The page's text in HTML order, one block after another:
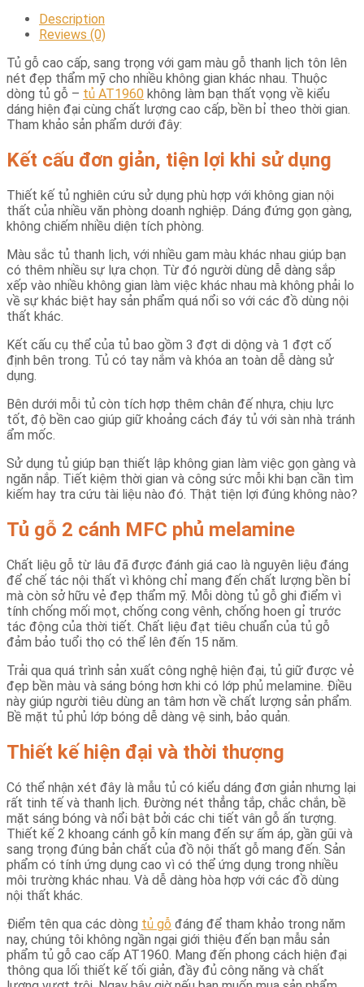
Description
Reviews (0)
Tủ gỗ cao cấp, sang trọng với gam màu gỗ thanh lịch tôn lên
nét đẹp thẩm mỹ cho nhiều không gian khác nhau. Thuộc
dòng tủ gỗ – tủ AT1960 không làm bạn thất vọng về kiểu
dáng hiện đại cùng chất lượng cao cấp, bền bỉ theo thời gian.
Tham khảo sản phẩm dưới đây:
Kết cấu đơn giản, tiện lợi khi sử dụng
Thiết kế tủ nghiên cứu sử dụng phù hợp với không gian nội
thất của nhiều văn phòng doanh nghiệp. Dáng đứng gọn gàng,
không chiếm nhiều diện tích phòng.
Màu sắc tủ thanh lịch, với nhiều gam màu khác nhau giúp bạn
có thêm nhiều sự lựa chọn. Từ đó người dùng dễ dàng sắp
xếp vào nhiều không gian làm việc khác nhau mà không phải lo
về sự khác biệt hay sản phẩm quá nổi so với các đồ dùng nội
thất khác.
Kết cấu cụ thể của tủ bao gồm 3 đợt di dộng và 1 đợt cố
định bên trong. Tủ có tay nắm và khóa an toàn dễ dàng sử
dụng.
Bên dưới mỗi tủ còn tích hợp thêm chân đế nhựa, chịu lực
tốt, độ bền cao giúp giữ khoảng cách đáy tủ với sàn nhà tránh
ẩm mốc.
Sử dụng tủ giúp bạn thiết lập không gian làm việc gọn gàng và
ngăn nắp. Tiết kiệm thời gian và công sức mỗi khi bạn cần tìm
kiếm hay tra cứu tài liệu nào đó. Thật tiện lợi đúng không nào?
Tủ gỗ 2 cánh MFC phủ melamine
Chất liệu gỗ từ lâu đã được đánh giá cao là nguyên liệu đáng
để chế tác nội thất vì không chỉ mang đến chất lượng bền bỉ
mà còn sở hữu vẻ đẹp thẩm mỹ. Mỗi dòng tủ gỗ ghi điểm vì
tính chống mối mọt, chống cong vênh, chống hoen gỉ trước
tác động của thời tiết. Chất liệu đạt tiêu chuẩn của tủ gỗ
đảm bảo tuổi thọ có thể lên đến 15 năm.
Trải qua quá trình sản xuất công nghệ hiện đại, tủ giữ được vẻ
đẹp bền màu và sáng bóng hơn khi có lớp phủ melamine. Điều
này giúp người tiêu dùng an tâm hơn về chất lượng sản phẩm.
Bề mặt tủ phủ lớp bóng dễ dàng vệ sinh, bảo quản.
Thiết kế hiện đại và thời thượng
Có thể nhận xét đây là mẫu tủ có kiểu dáng đơn giản nhưng lại
rất tinh tế và thanh lịch. Đường nét thẳng tắp, chắc chắn, bề
mặt sáng bóng và nổi bật bởi các chi tiết vân gỗ ấn tượng.
Thiết kế 2 khoang cánh gỗ kín mang đến sự ấm áp, gần gũi và
sang trọng đúng bản chất của đồ nội thất gỗ mang đến. Sản
phẩm có tính ứng dụng cao vì có thể ứng dụng trong nhiều
môi trường khác nhau. Và dễ dàng hòa hợp với các đồ dùng
nội thất khác.
Điểm tên qua các dòng tủ gỗ đáng để tham khảo trong năm
nay, chúng tôi không ngần ngại giới thiệu đến bạn mẫu sản
phẩm tủ gỗ cao cấp AT1960. Mang đến phong cách hiện đại
thông qua lối thiết kế tối giản, đầy đủ công năng và chất